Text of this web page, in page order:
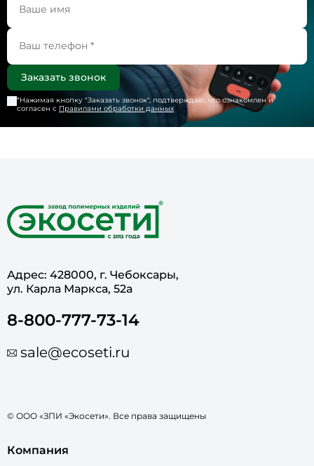
*Нажимая кнопку "Заказать звонок", подтверждаю, что ознакомлен и
согласен с Правилами обработки данных
Адрес: 428000, г. Чебоксары,
ул. Карла Маркса, 52а
8-800-777-73-14
sale@ecoseti.ru
© ООО «ЗПИ «Экосети». Все права защищены
Компания